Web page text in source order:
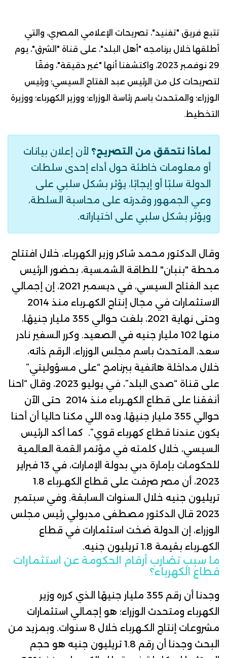
تتبع فريق "تفنيد"، تصريحات الإعلامي المصري، والتي
أطلقها خلال برنامجه "أهل البلد"، على قناة "الشرق"، يوم
29 نوفمبر 2023، واكتشفنا أنها "غير دقيقة"، وفقًا
لتصريحات كل من الرئيس عبد الفتاح السيسي؛ ورئيس
الوزراء؛ والمتحدث باسم رئاسة الوزراء؛ ووزير الكهرباء؛ ووزيرة
التخطيط.
لماذا نتحقق من التصريح؟ لأن إعلان بيانات
أو معلومات خاطئة حول أداء إحدى سلطات
الدولة سلبًا أو إيجابًا، يؤثر بشكل سلبي على
وعي الجمهور وقدرته على محاسبة السلطة،
ويؤثر بشكل سلبي على اختياراته.
وقال الدكتور محمد شاكر وزير الكهرباء، خلال افتتاح
محطة "بنبان" للطاقة الشمسية، بحضور
الرئيس
عبد الفتاح السيسي
، في ديسمبر 2021، إن إجمالي
الاستثمارات في مجال إنتاج الكهـرباء منذ 2014
وحتى نهاية 2021، بلغت حوالي 355 مليار جنيهًا،
منها 102 مليار جنيه في الصعيد.
وكرر
السفير نادر
سعد، المتحدث باسم مجلس الوزراء، الرقم ذاته،
خلال مداخلة هاتفية ببرنامج “على مسؤوليتي”
على قناة “صدى البلد”، في يوليو 2023، وقال “احنا
أنفقنا على قطاع الكهـرباء منذ 2014 حتى الآن
حوالي 355 مليار جنيهًا، وده اللي مكنا حاليا أن أحنا
يكون عندنا قطاع كهرباء قوي”. كما أكد الرئيس
السيسي، خلال كلمته في مؤتمر القمة العالمية
للحكومات بإمارة دبي بدولة الإمارات، في 13 فبراير
2023، أن مصر صرفت على قطاع الكهـرباء 1.8
تريليون جنيه خلال السنوات السابقة. وفي سبتمبر
2023 قال الدكتور مصطفى مدبولي رئيس مجلس
الوزراء، إن الدولة ضخت استثمارات في قطاع
الكهـرباء بقيمة 1.8 تريليون جنيه.
ما سبب تضارب أرقام الحكومة عن استثمارات
قطاع الكهرباء؟
وجدنا أن رقم 355 مليار جنيهًا الذي كرره وزير
الكهرباء ومتحدث الوزراء؛ هو إجمالي استثمارات
مشروعات إنتاج الكـهرباء خلال 8 سنوات.
وبمزيد من
البحث وجدنا أن رقم 1.8 تريليون جنيه هو حجم